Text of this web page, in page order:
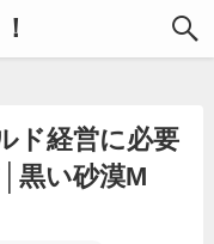
ド経営に必要
黒い砂漠M